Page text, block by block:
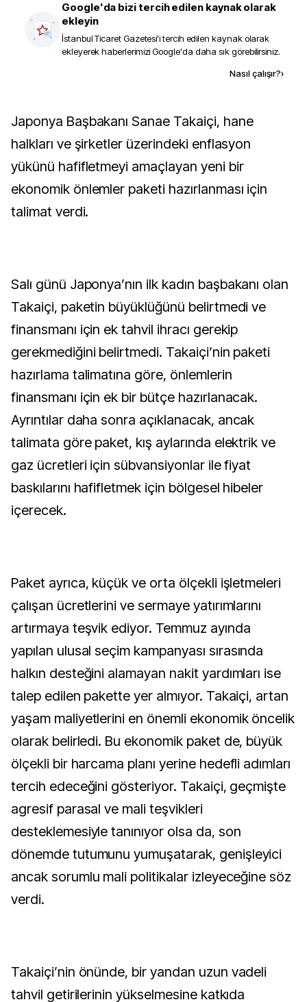
Google'da bizi tercih edilen kaynak olarak
ekleyin
İstanbul Ticaret Gazetesi'i tercih edilen kaynak olarak
ekleyerek haberlerimizi Google'da daha sık görebilirsiniz.
Nasıl çalışır?›
Japonya Başbakanı Sanae Takaiçi, hane
halkları ve şirketler üzerindeki enflasyon
yükünü hafifletmeyi amaçlayan yeni bir
ekonomik önlemler paketi hazırlanması için
talimat verdi.
Salı günü Japonya’nın ilk kadın başbakanı olan
Takaiçi, paketin büyüklüğünü belirtmedi ve
finansmanı için ek tahvil ihracı gerekip
gerekmediğini belirtmedi. Takaiçi’nin paketi
hazırlama talimatına göre, önlemlerin
finansmanı için ek bir bütçe hazırlanacak.
Ayrıntılar daha sonra açıklanacak, ancak
talimata göre paket, kış aylarında elektrik ve
gaz ücretleri için sübvansiyonlar ile fiyat
baskılarını hafifletmek için bölgesel hibeler
içerecek.
Paket ayrıca, küçük ve orta ölçekli işletmeleri
çalışan ücretlerini ve sermaye yatırımlarını
artırmaya teşvik ediyor. Temmuz ayında
yapılan ulusal seçim kampanyası sırasında
halkın desteğini alamayan nakit yardımları ise
talep edilen pakette yer almıyor. Takaiçi, artan
yaşam maliyetlerini en önemli ekonomik öncelik
olarak belirledi. Bu ekonomik paket de, büyük
ölçekli bir harcama planı yerine hedefli adımları
tercih edeceğini gösteriyor. Takaiçi, geçmişte
agresif parasal ve mali teşvikleri
desteklemesiyle tanınıyor olsa da, son
dönemde tutumunu yumuşatarak, genişleyici
ancak sorumlu mali politikalar izleyeceğine söz
verdi.
Takaiçi’nin önünde, bir yandan uzun vadeli
tahvil getirilerinin yükselmesine katkıda